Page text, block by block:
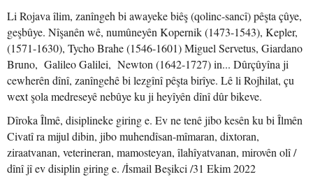
Li Rojava îlim, zanîngeh bi awayeke biêş (qolinc-sancî) pêşta çûye,
geşbûye. Nîşanên wê, numûneyên Kopernik (1473-1543), Kepler,
(1571-1630), Tycho Brahe (1546-1601) Miguel Servetus, Giardano
Bruno, Galileo Galilei, Newton (1642-1727) in... Dûrçûyîna ji
cewherên dînî, zanîngehê bi lezgînî pêşta birîye. Lê li Rojhilat, çu
wext şola medreseyê nebûye ku ji heyîyên dînî dûr bikeve.
Dîroka Îlmê, disiplineke giring e. Ev ne tenê jibo kesên ku bi Îlmên
Civatî ra mijul dibin, jibo muhendîsan-mîmaran, dixtoran,
ziraatvanan, veterineran, mamosteyan, îlahîyatvanan, mirovên olî /
dînî jî ev disiplin giring e. /İsmail Beşikci /31 Ekim 2022